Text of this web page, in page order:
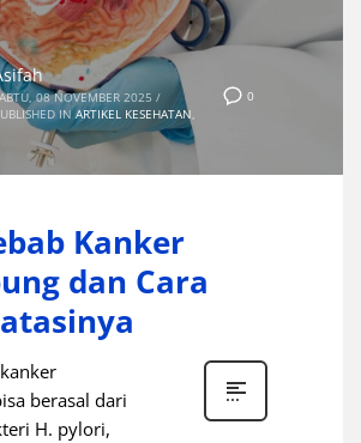
0
08 NOVEMBER 2025 /
IN ARTIKEL KESEHATAN
Kanker
dan Cara
berasal dari
H. pylori,